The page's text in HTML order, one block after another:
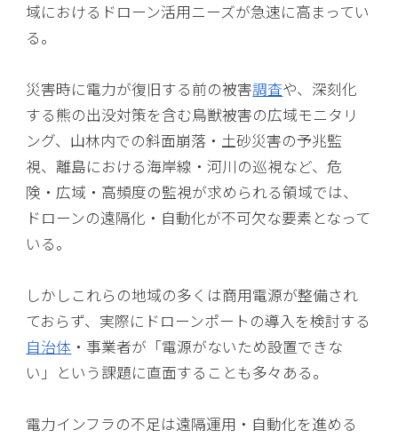
域におけるドローン活用ニーズが急速に高まってい
る。
災害時に電力が復旧する前の被害調査や、深刻化
する熊の出没対策を含む鳥獣被害の広域モニタリ
ング、山林内での斜面崩落・土砂災害の予兆監
視、離島における海岸線・河川の巡視など、危
険・広域・高頻度の監視が求められる領域では、
ドローンの遠隔化・自動化が不可欠な要素となって
いる。
しかしこれらの地域の多くは商用電源が整備され
ておらず、実際にドローンポートの導入を検討する
自治体 ・事業者が「電源がないため設置できな
い」という課題に直面することも多々ある。
電力インフラの不足は遠隔運用・自動化を進める